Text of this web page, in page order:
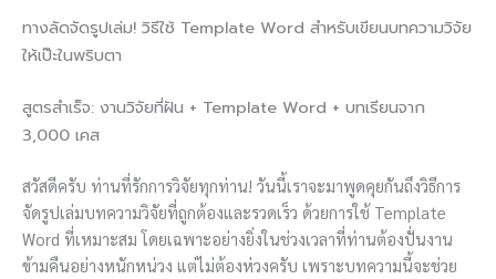
ทางลัดจัดรูปเล่ม! วิธีใช้ Template Word สำหรับเขียนบทความวิจัย
ให้เป๊ะในพริบตา
สูตรสำเร็จ: งานวิจัยที่ฝัน + Template Word + บทเรียนจาก
3,000 เคส
สวัสดีครับ ท่านที่รักการวิจัยทุกท่าน! วันนี้เราจะมาพูดคุยกันถึงวิธีการ
จัดรูปเล่มบทความวิจัยที่ถูกต้องและรวดเร็ว ด้วยการใช้ Template
Word ที่เหมาะสม โดยเฉพาะอย่างยิ่งในช่วงเวลาที่ท่านต้องปั่นงาน
ข้ามคืนอย่างหนักหน่วง แต่ไม่ต้องห่วงครับ เพราะบทความนี้จะช่วย